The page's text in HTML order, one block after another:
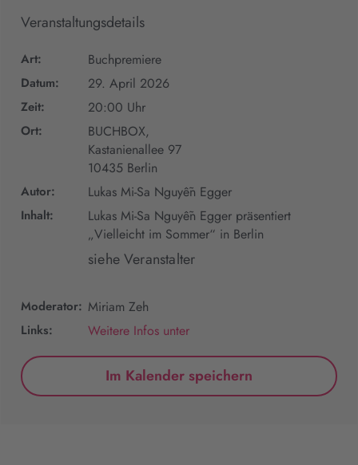
Veranstaltungsdetails
Art: Buchpremiere
Datum: 29. April 2026
Zeit: 20:00 Uhr
Ort:
BUCHBOX,
Kastanienallee 97
10435 Berlin
Autor: Lukas Mi-Sa Nguyễn Egger
Inhalt:
Lukas Mi-Sa Nguyễn Egger präsentiert
„Vielleicht im Sommer“ in Berlin
siehe Veranstalter
Moderator: Miriam Zeh
Links: Weitere Infos unter
Im Kalender speichern